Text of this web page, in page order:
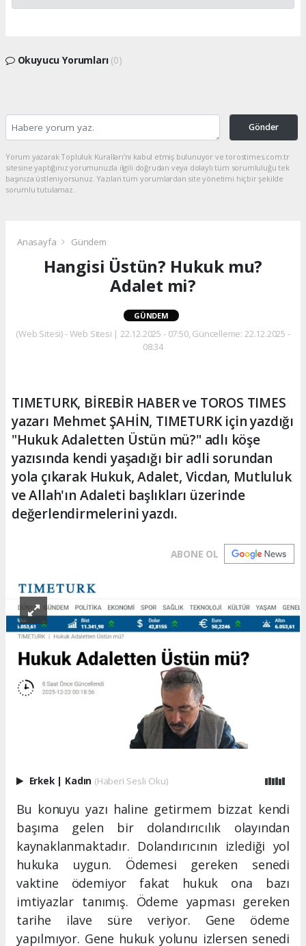
Okuyucu Yorumları (0)
Gönder
Yorum yazarak Topluluk Kuralları’nı kabul etmiş bulunuyor ve torostimes.com.tr
sitesine yaptığınız yorumunuzla ilgili doğrudan veya dolaylı tüm sorumluluğu tek
başınıza üstleniyorsunuz. Yazılan tüm yorumlardan site yönetimi hiçbir şekilde
sorumlu tutulamaz.
Anasayfa Gündem
Hangisi Üstün? Hukuk mu?
Adalet mi?
GÜNDEM
(Web Sitesi) - Web Sitesi | 22.12.2025 - 07:50, Güncelleme: 22.12.2025 -
08:34
TIMETURK, BİREBİR HABER ve TOROS TIMES
yazarı Mehmet ŞAHİN, TIMETURK için yazdığı
"Hukuk Adaletten Üstün mü?" adlı köşe
yazısında kendi yaşadığı bir adli sorundan
yola çıkarak Hukuk, Adalet, Vicdan, Mutluluk
ve Allah'ın Adaleti başlıkları üzerinde
değerlendirmelerini yazdı.
ABONE OL
Erkek Kadın (Haberi Sesli Oku)
Bu konuyu yazı haline getirmem bizzat kendi
başıma gelen bir dolandırıcılık olayından
kaynaklanmaktadır. Dolandırıcının izlediği yol
hukuka uygun. Ödemesi gereken senedi
vaktine ödemiyor fakat hukuk ona bazı
imtiyazlar tanımış. Ödeme yapması gereken
tarihe ilave süre veriyor. Gene ödeme
yapılmıyor. Gene hukuk yolunu izlersen senedi